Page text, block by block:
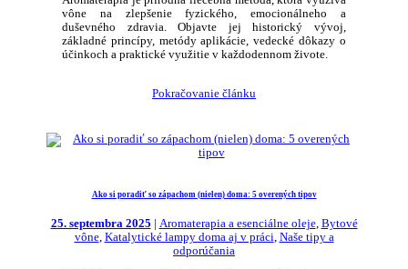
vône na zlepšenie fyzického, emocionálneho a
duševného zdravia. Objavte jej historický vývoj,
základné princípy, metódy aplikácie, vedecké dôkazy o
účinkoch a praktické využitie v každodennom živote.
Pokračovanie článku
Ako si poradiť so zápachom (nielen) doma: 5 overených tipov
25. septembra 2025 Aromaterapia a esenciálne oleje, Bytové
vône, Katalytické lampy doma aj v práci, Naše tipy a
odporúčania